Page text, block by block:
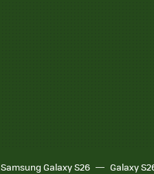
Samsung Galaxy S26 Galaxy